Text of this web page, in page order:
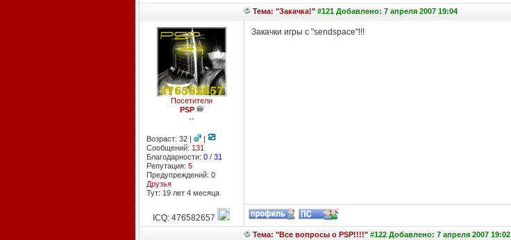
Тема: "Закачка!"#121 Добавлено: 7 апреля 2007 19:04
Посетители
PSP
--
Возраст: 32 |
|
Сообщений: 131
Благодарности: 0/ 31
Репутация: 5
Предупреждений: 0
Друзья
Тут: 19 лет 4 месяцa
Закачки игры с "sendspace"!!!
ICQ: 476582657
Тема: "Все вопросы о PSP!!!!"#122 Добавлено: 7 апреля 2007 19:02